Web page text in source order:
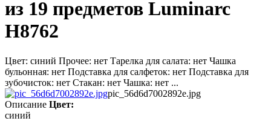
из 19 предметов Luminarc
H8762
Цвет: синий Прочее: нет Тарелка для салата: нет Чашка
бульонная: нет Подставка для салфеток: нет Подставка для
зубочисток: нет Стакан: нет Чашка: нет ...
pic_56d6d7002892e.jpg
Описание Цвет:
синий